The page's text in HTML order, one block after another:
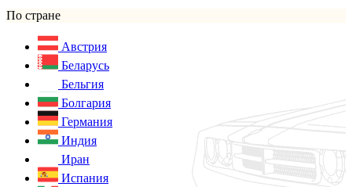
По стране
Австрия
Беларусь
Бельгия
Болгария
Германия
Индия
Иран
Испания